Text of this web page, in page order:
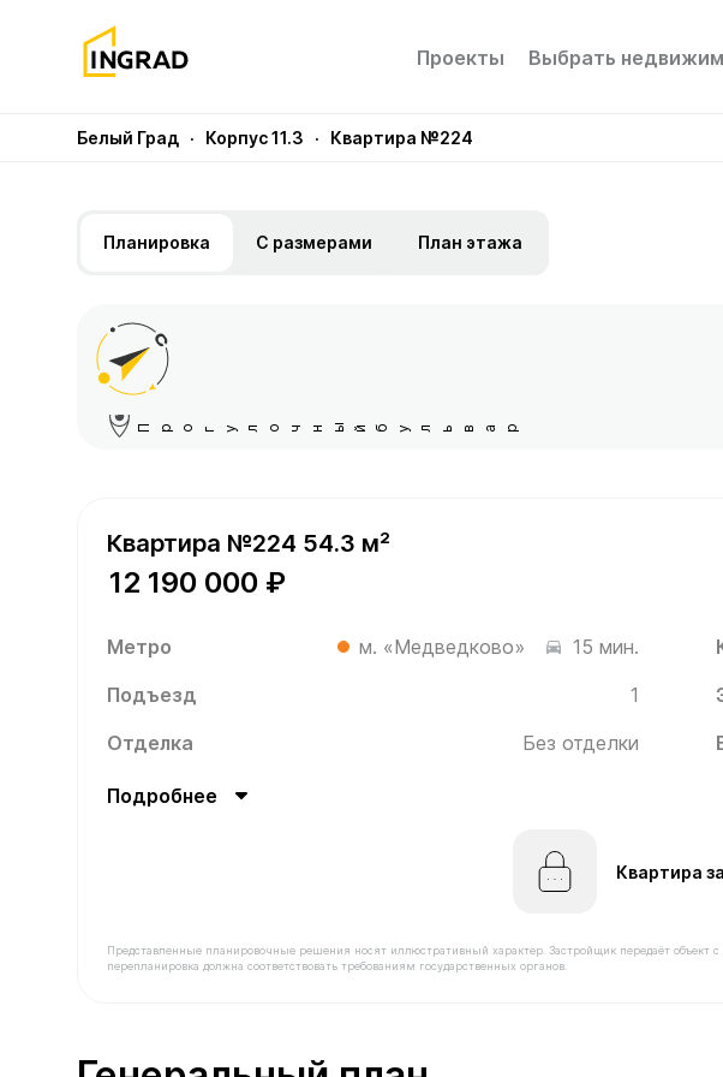
Проекты Выбрать
Белый Град · Корпус 11.3 · Квартира №224
Планировка С размерами План этажа
Прогулочный бульвар
Квартира №224 54.3 м²
12 190 000 ₽
Метро м. «Медведково» 15 мин.
Подъезд 1
Отделка
Без отделки
Подробнее
Квартира
Представленные планировочные решения носят иллюстративный характер. Застройщик передаёт объект с
перепланировка должна соответствовать требованиям государственных органов.